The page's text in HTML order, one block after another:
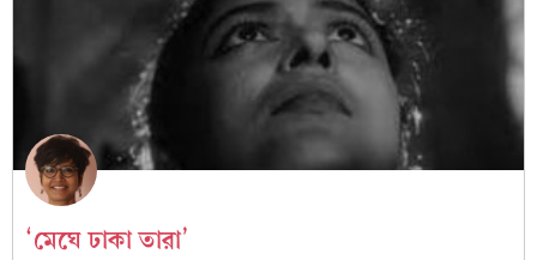
‘মেঘে ঢাকা তারা’